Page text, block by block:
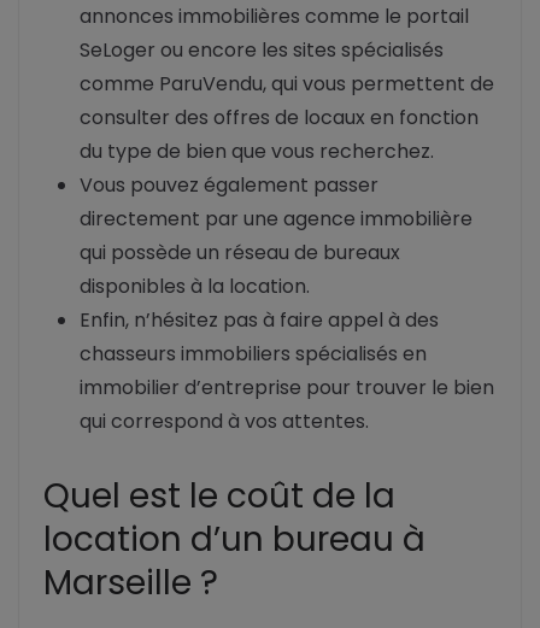
annonces immobilières comme le portail
SeLoger ou encore les sites spécialisés
comme ParuVendu, qui vous permettent de
consulter des offres de locaux en fonction
du type de bien que vous recherchez.
Vous pouvez également passer
directement par une agence immobilière
qui possède un réseau de bureaux
disponibles à la location.
Enfin, n’hésitez pas à faire appel à des
chasseurs immobiliers spécialisés en
immobilier d’entreprise pour trouver le bien
qui correspond à vos attentes.
Quel est le coût de la
location d’un bureau à
Marseille ?